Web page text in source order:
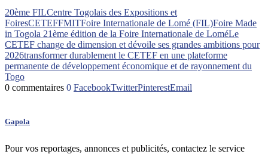
20ème FILCentre Togolais des Expositions et
FoiresCETEFFMITFoire Internationale de Lomé (FIL)Foire Made
in Togola 21ème édition de la Foire Internationale de LoméLe
CETEF change de dimension et dévoile ses grandes ambitions pour
2026transformer durablement le CETEF en une plateforme
permanente de développement économique et de rayonnement du
Togo
0 commentaires 0 FacebookTwitterPinterestEmail
Gapola
Pour vos reportages, annonces et publicités, contactez le service